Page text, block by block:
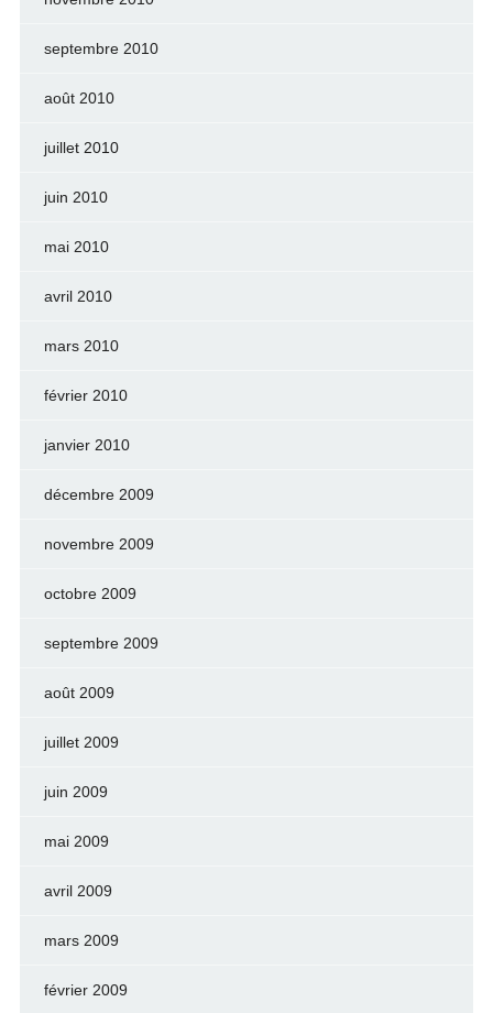
septembre 2010
août 2010
juillet 2010
juin 2010
mai 2010
avril 2010
mars 2010
février 2010
janvier 2010
décembre 2009
novembre 2009
octobre 2009
septembre 2009
août 2009
juillet 2009
juin 2009
mai 2009
avril 2009
mars 2009
février 2009